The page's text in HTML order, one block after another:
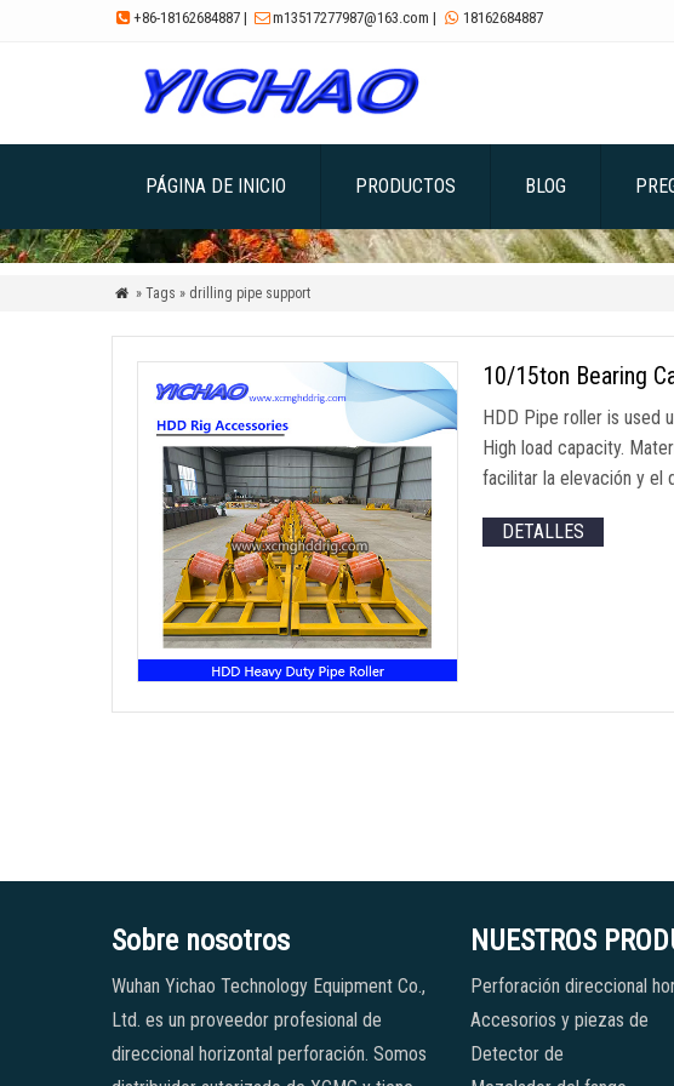
 +86-18162684887 | m13517277987@163.com |  18162684887
PÁGINA DE INICIO PRODUCTOS BLOG
 » Tags » drilling pipe support
10/15ton Bearing
HDD Pipe roller is used
High load capacity.
facilitar la elevación y el
DETALLES
Sobre nosotros
Wuhan Yichao Technology Equipment Co.,
Ltd. es un proveedor profesional de
direccional horizontal perforación. Somos
NUESTROS
Perforación direccional
Accesorios y piezas de
Detector de